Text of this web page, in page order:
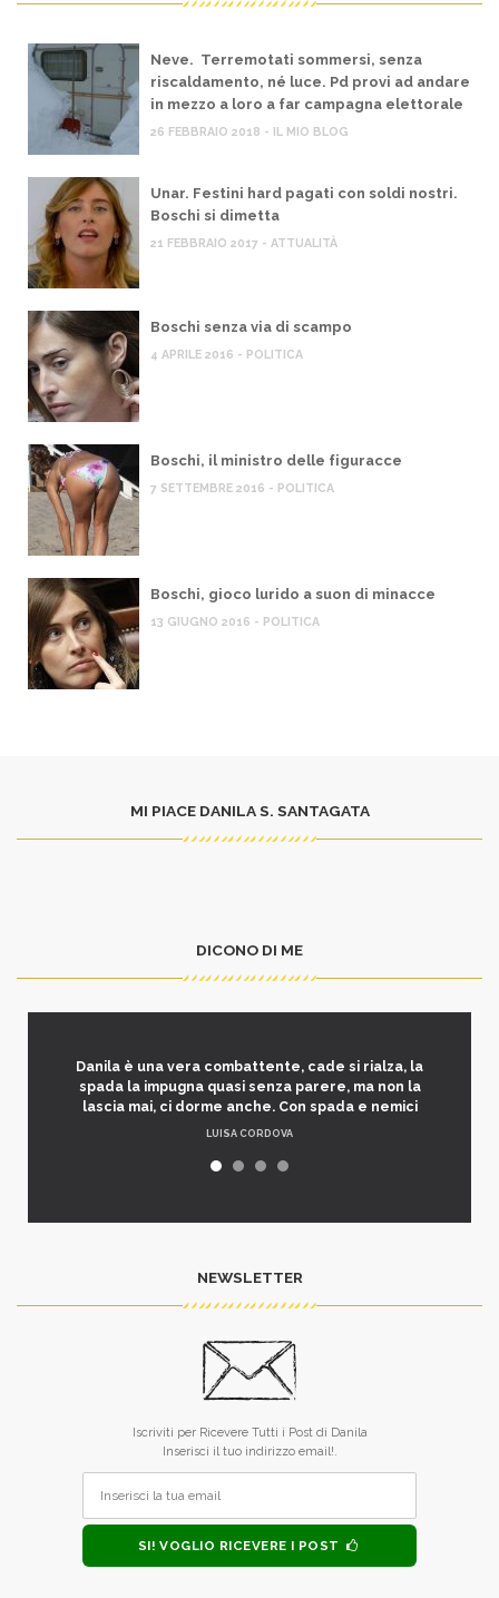
Neve. Terremotati sommersi, senza
riscaldamento, né luce. Pd provi ad andare
in mezzo a loro a far campagna elettorale
26 FEBBRAIO 2018 - IL MIO BLOG
Unar. Festini hard pagati con soldi nostri.
Boschi si dimetta
21 FEBBRAIO 2017 - ATTUALITÀ
Boschi senza via di scampo
4 APRILE 2016 - POLITICA
Boschi, il ministro delle figuracce
7 SETTEMBRE 2016 - POLITICA
Boschi, gioco lurido a suon di minacce
13 GIUGNO 2016 - POLITICA
MI PIACE DANILA S. SANTAGATA
DICONO DI ME
Danila è una vera combattente, cade si rialza, la
spada la impugna quasi senza parere, ma non la
lascia mai, ci dorme anche. Con spada e nemici
LUISA CORDOVA
NEWSLETTER
Iscriviti per Ricevere Tutti i Post di Danila
Inserisci il tuo indirizzo email!.
SI! VOGLIO RICEVERE I POST